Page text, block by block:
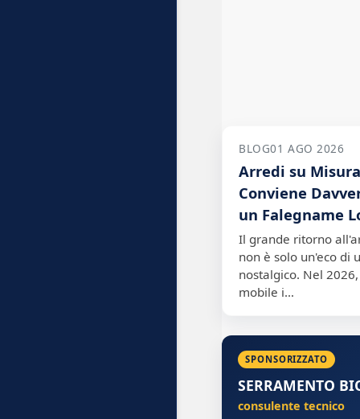
BLOG01 AGO 2026
Arredi su
Conviene
un Falegname
Il grande ritorno
non è solo un'eco di
nostalgico. Nel
mobile i…
SPONSORIZZATO
SERRAMENTO
consulente tecnico